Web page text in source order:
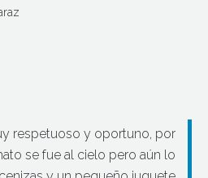
respetuoso y oportuno, por
se fue al cielo pero aún lo